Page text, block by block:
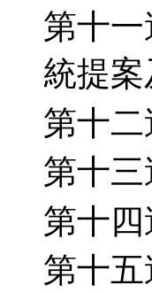
第十
統提
第十
第十
第十
第十